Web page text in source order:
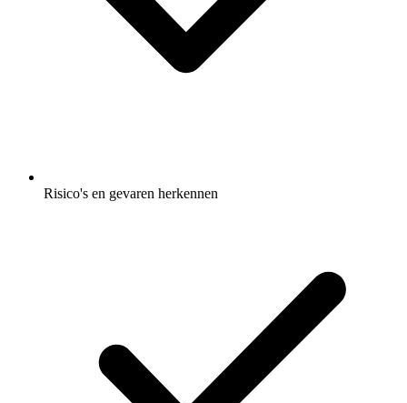
Risico's en gevaren herkennen